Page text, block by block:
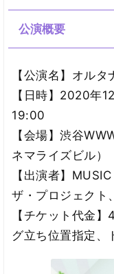
公演概要
【公演名】オル
【日時】2020年
19:00
【会場】渋谷
ネマライズビル）
【出演者】
ザ・プロジェクト
【チケット代金
グ立ち位置指定、